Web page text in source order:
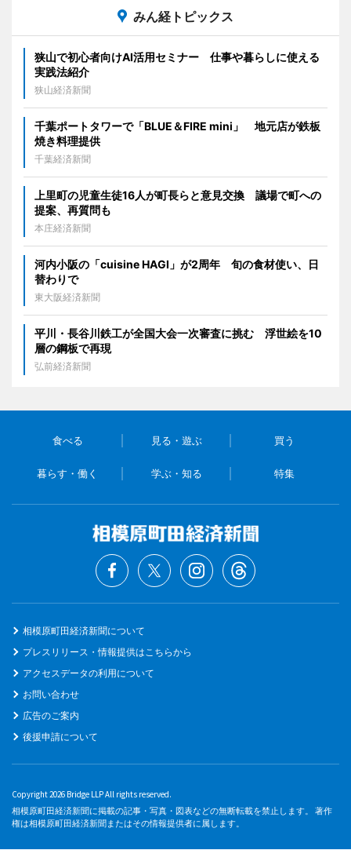
みん経トピックス
狭山で初心者向けAI活用セミナー 仕事や暮らしに使える
実践法紹介
狭山経済新聞
千葉ポートタワーで「BLUE＆FIRE mini」 地元店が鉄板
焼き料理提供
千葉経済新聞
上里町の児童生徒16人が町長らと意見交換 議場で町への
提案、再質問も
本庄経済新聞
河内小阪の「cuisine HAGI」が2周年 旬の食材使い、日
替わりで
東大阪経済新聞
平川・長谷川鉄工が全国大会一次審査に挑む 浮世絵を10
層の鋼板で再現
弘前経済新聞
食べる 見る・遊ぶ 買う
暮らす・働く 学ぶ・知る 特集
相模原町田経済新聞について
プレスリリース・情報提供はこちらから
アクセスデータの利用について
お問い合わせ
広告のご案内
後援申請について
Copyright 2026 Bridge LLP All rights reserved.
相模原町田経済新聞に掲載の記事・写真・図表などの無断転載を禁止します。 著作
権は相模原町田経済新聞またはその情報提供者に属します。